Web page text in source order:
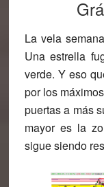
La vela
Una estrella
verde. Y eso
por los
puertas a más
mayor es la
sigue siendo